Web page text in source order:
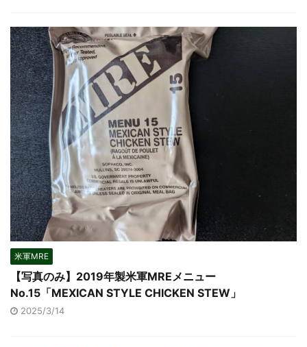
米軍MRE
【写真のみ】2019年製米軍MREメニュー
No.15「MEXICAN STYLE CHICKEN STEW」
2025/3/14